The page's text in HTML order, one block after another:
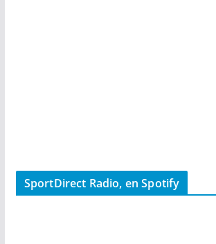
SportDirect Radio, en Spotify